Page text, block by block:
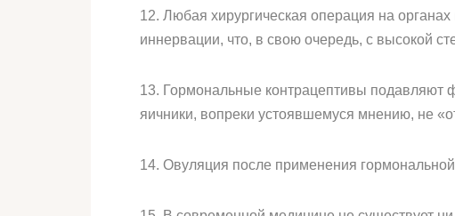
12. Любая хирургическая операция на
иннервации, что, в свою очередь, с высокой
13. Гормональные контрацептивы подавляют
яичники, вопреки устоявшемуся мнению, не
14. Овуляция после применения